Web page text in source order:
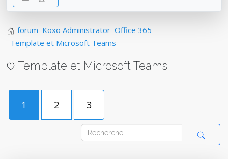
forum Koxo Administrator Office 365
Template et Microsoft Teams
Template et Microsoft Teams
1 2 3